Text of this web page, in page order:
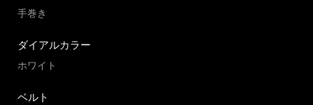
手巻き
ダイアルカラー
ホワイト
ベルト